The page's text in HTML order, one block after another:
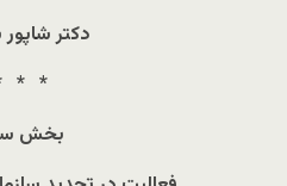
دکتر شاپور
* *
بخش